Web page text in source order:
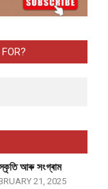
আৰু সংগ্ৰাম
21, 2025